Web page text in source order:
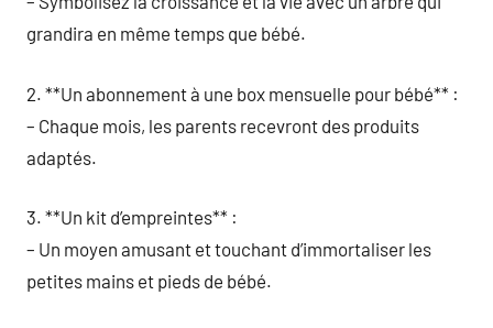
grandira en même temps que bébé.
2. **Un abonnement à une box mensuelle pour bébé** :
– Chaque mois, les parents recevront des produits
adaptés.
3. **Un kit d’empreintes** :
– Un moyen amusant et touchant d’immortaliser les
petites mains et pieds de bébé.